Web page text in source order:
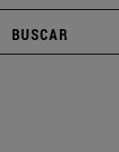
BUSCAR